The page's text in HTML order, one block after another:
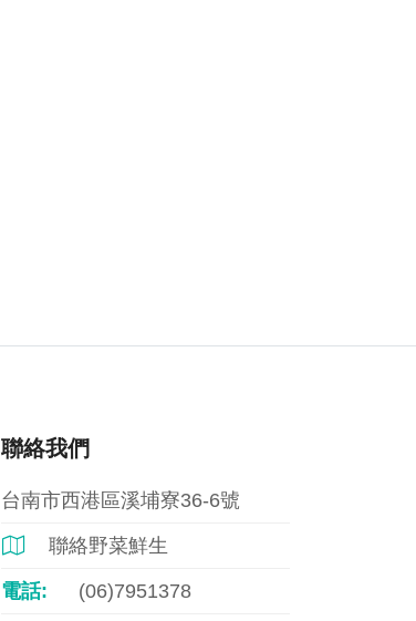
聯絡我們
台南市西港區溪埔寮36-6號
 聯絡野菜鮮生
電話: (06)7951378